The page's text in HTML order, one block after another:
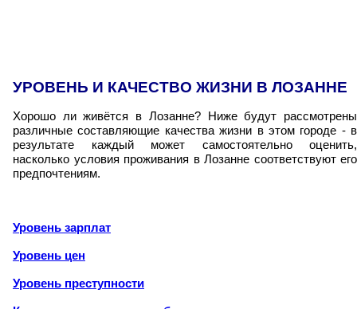
УРОВЕНЬ И КАЧЕСТВО ЖИЗНИ В ЛОЗАННЕ
Хорошо ли живётся в Лозанне? Ниже будут рассмотрены
различные составляющие качества жизни в этом городе - в
результате каждый может самостоятельно оценить,
насколько условия проживания в Лозанне соответствуют его
предпочтениям.
Уровень зарплат
Уровень цен
Уровень преступности